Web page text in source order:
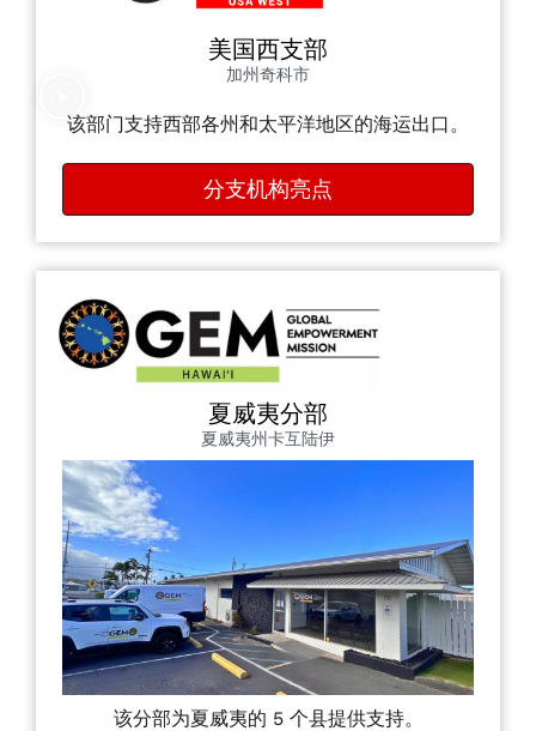
美国西支部
加州奇科市
该部门支持西部各州和太平洋地区的海运出口。
分支机构亮点
夏威夷分部
夏威夷州卡互陆伊
该分部为夏威夷的 5 个县提供支持。